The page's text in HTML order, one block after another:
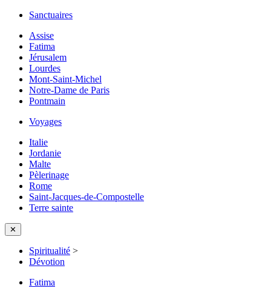
Sanctuaires
Assise
Fatima
Jérusalem
Lourdes
Mont-Saint-Michel
Notre-Dame de Paris
Pontmain
Voyages
Italie
Jordanie
Malte
Pèlerinage
Rome
Saint-Jacques-de-Compostelle
Terre sainte
✕
Spiritualité >
Dévotion
Fatima